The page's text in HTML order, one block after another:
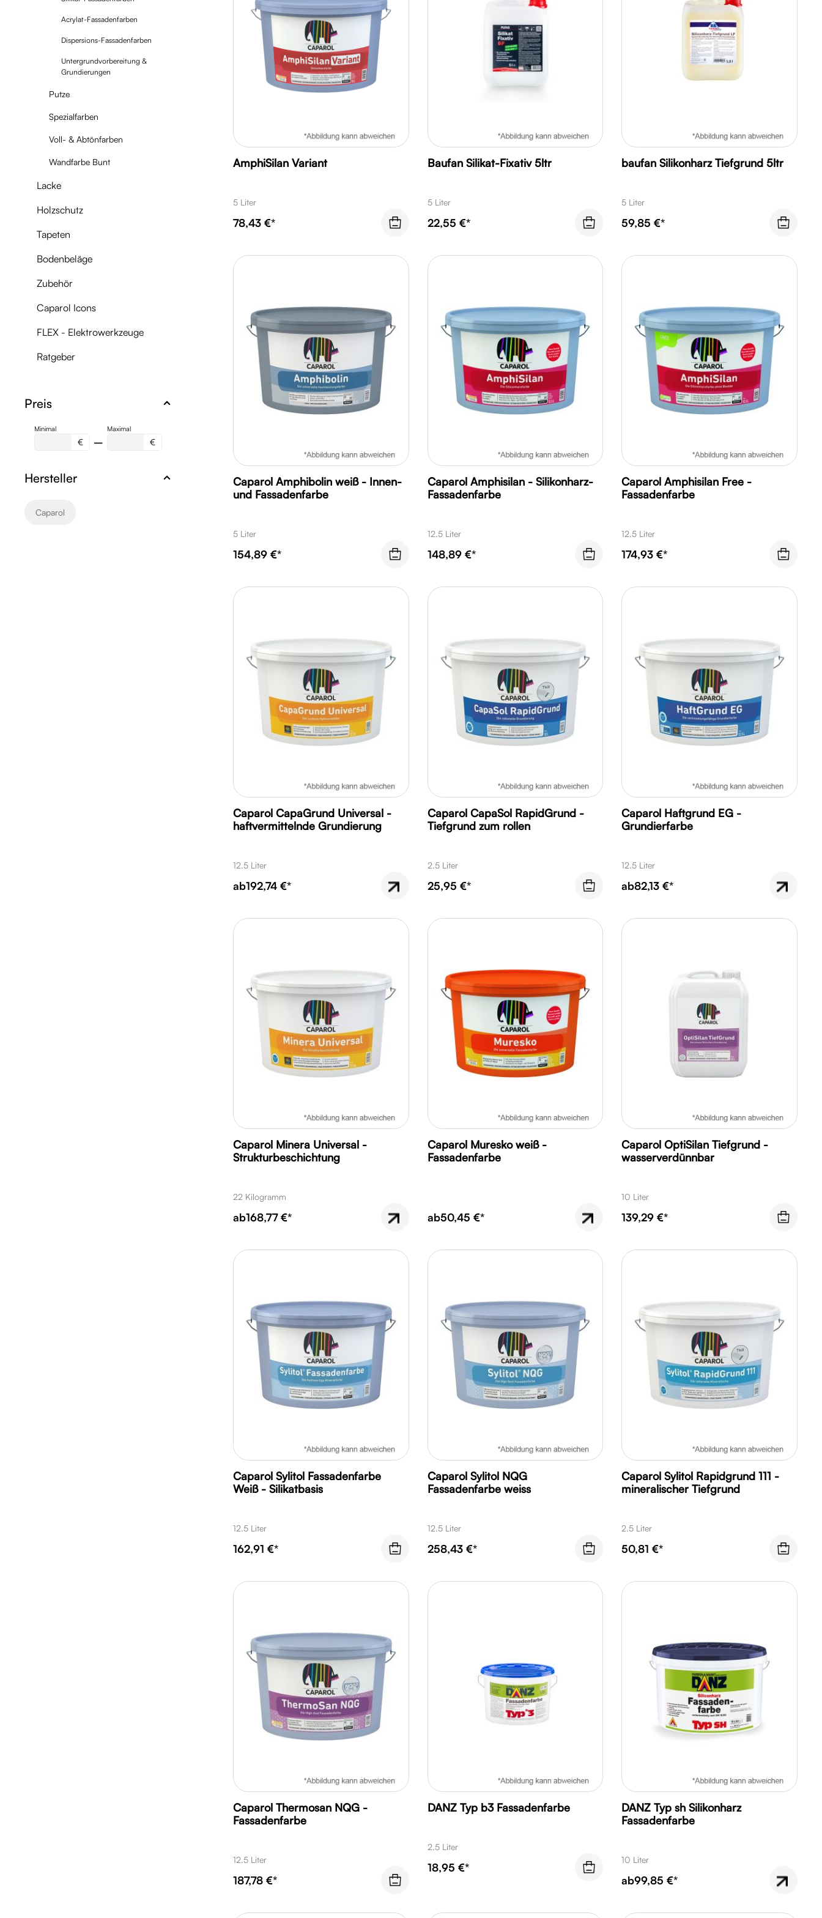
Acrylat-Fassadenfarben
Dispersions-Fassadenfarben
Untergrundvorbereitung &
Grundierungen
Putze
Spezialfarben
Voll- & Abtönfarben
Wandfarbe Bunt
Lacke
Holzschutz
Tapeten
Bodenbeläge
Zubehör
Caparol Icons
FLEX - Elektrowerkzeuge
Ratgeber
Hersteller
Caparol
Preis
Minimal
€ –
Maximal
€
AmphiSilan Variant
5 Liter
78,43 €*
Baufan Silikat-Fixativ 5ltr
5 Liter
22,55 €*
baufan Silikonharz Tiefgrund 5ltr
5 Liter
59,85 €*
Caparol Amphibolin weiß - Innen-
und Fassadenfarbe
5 Liter
154,89 €*
Caparol Amphisilan - Silikonharz-
Fassadenfarbe
12.5 Liter
148,89 €*
Caparol Amphisilan Free -
Fassadenfarbe
12.5 Liter
174,93 €*
Caparol CapaGrund Universal -
haftvermittelnde Grundierung
12.5 Liter
ab192,74 €*
Caparol CapaSol RapidGrund -
Tiefgrund zum rollen
2.5 Liter
25,95 €*
Caparol Haftgrund EG -
Grundierfarbe
12.5 Liter
ab82,13 €*
Caparol Minera Universal -
Strukturbeschichtung
22 Kilogramm
ab168,77 €*
Caparol Muresko weiß -
Fassadenfarbe
ab50,45 €*
Caparol OptiSilan Tiefgrund -
wasserverdünnbar
10 Liter
139,29 €*
Caparol Sylitol Fassadenfarbe
Weiß - Silikatbasis
12.5 Liter
162,91 €*
Caparol Sylitol NQG
Fassadenfarbe weiss
12.5 Liter
258,43 €*
Caparol Sylitol Rapidgrund 111 -
mineralischer Tiefgrund
2.5 Liter
50,81 €*
Caparol Thermosan NQG -
Fassadenfarbe
12.5 Liter
187,78 €*
DANZ Typ b3 Fassadenfarbe
2.5 Liter
18,95 €*
DANZ Typ sh Silikonharz
Fassadenfarbe
10 Liter
ab99,85 €*